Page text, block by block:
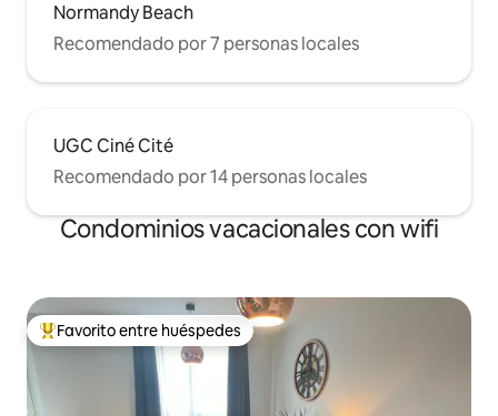
Normandy Beach
Recomendado por 7 personas locales
UGC Ciné Cité
Recomendado por 14 personas locales
Condominios vacacionales con wifi
Favorito entre huéspedes preferido
Favorito entre huéspedes